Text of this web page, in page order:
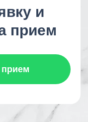
и
прием
прием